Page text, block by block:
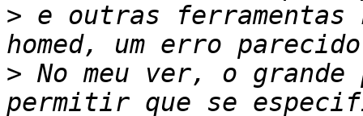
> e outras ferramentas
> No meu ver, o